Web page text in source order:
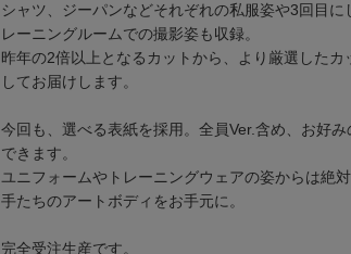
シャツ、ジーパンなどそれぞれの私服姿や3回目に
レーニングルームでの撮影姿も収録。
昨年の2倍以上となるカットから、より厳選したカ
してお届けします。
今回も、選べる表紙を採用。全員Ver.含め、お好
できます。
ユニフォームやトレーニングウェアの姿からは絶
手たちのアートボディをお手元に。
完全受注生産です。